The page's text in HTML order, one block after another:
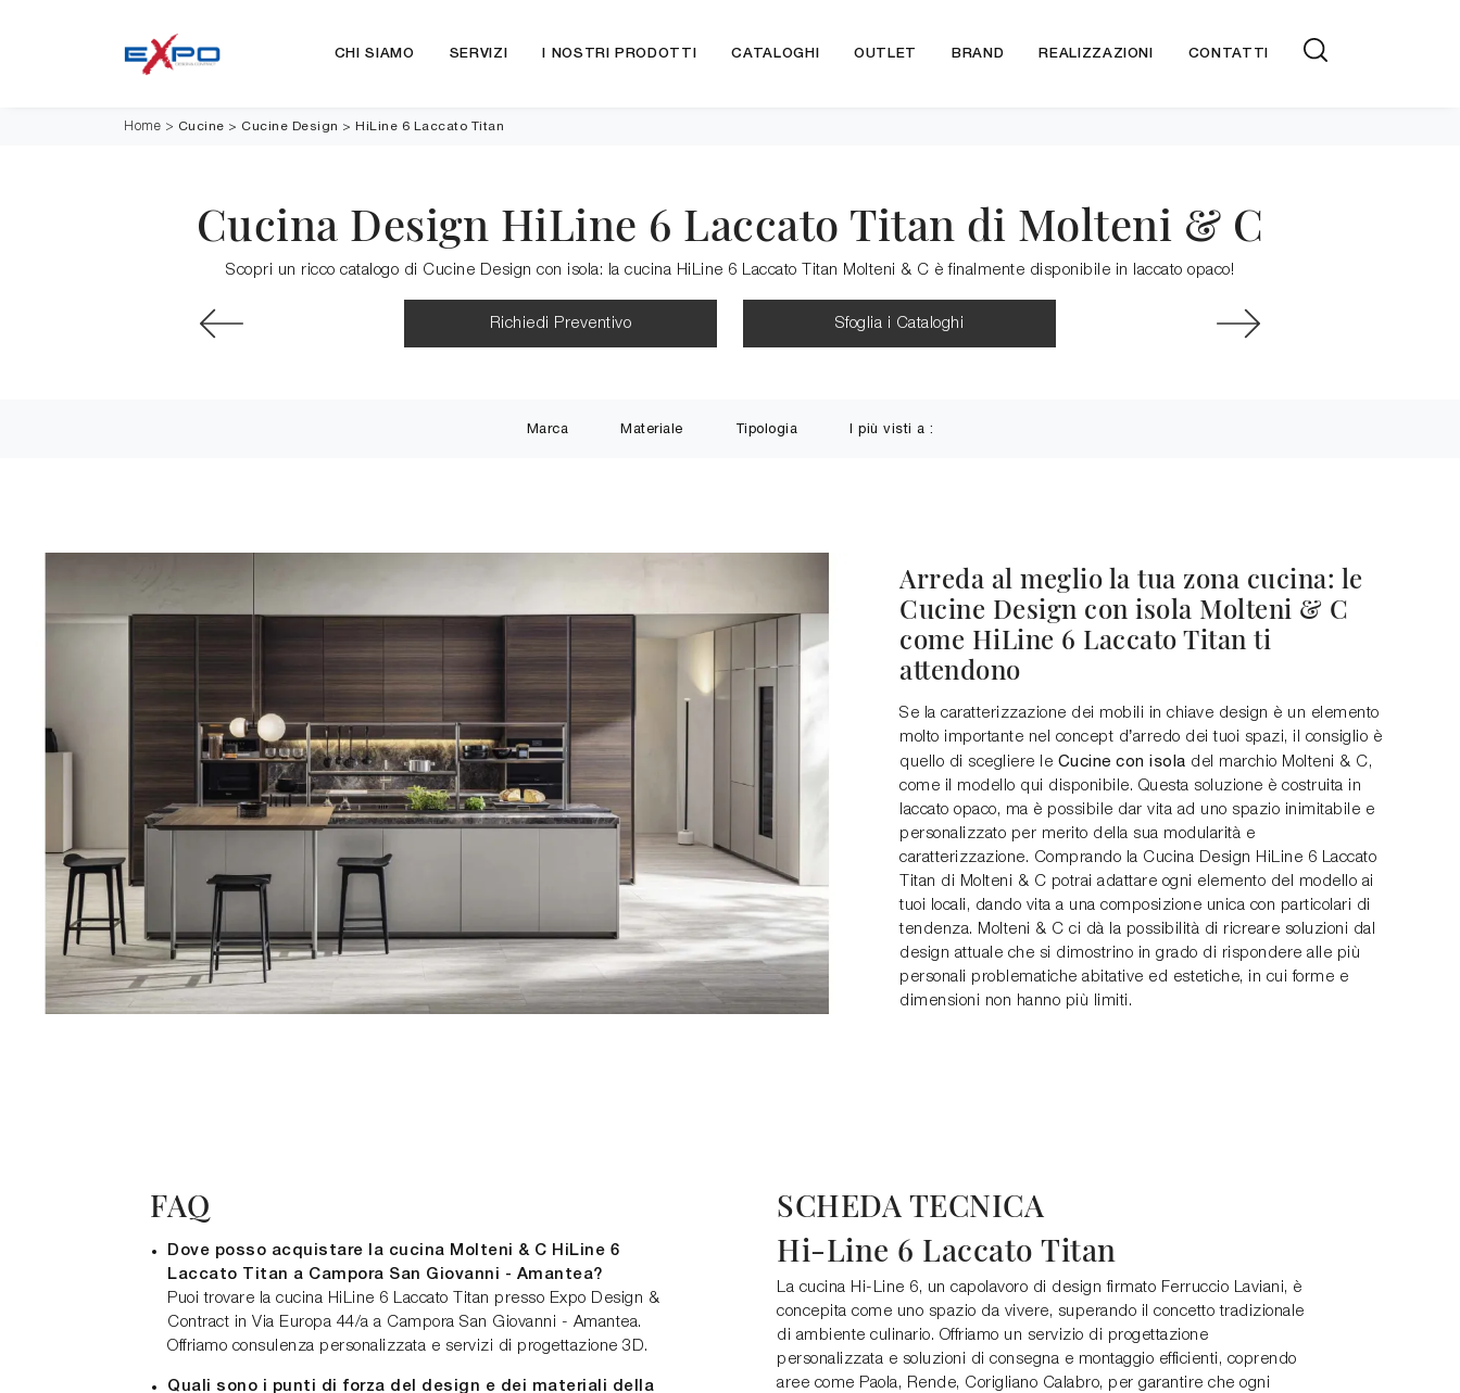
CHI SIAMO SERVIZI I NOSTRI PRODOTTI CATALOGHI OUTLET BRAND REALIZZAZIONI CONTATTI
Home > Cucine > Cucine Design > HiLine 6 Laccato Titan
Cucina Design HiLine 6 Laccato Titan di Molteni & C
Scopri un ricco catalogo di Cucine Design con isola: la cucina HiLine 6 Laccato Titan Molteni & C è finalmente disponibile in laccato opaco!
Richiedi Preventivo Sfoglia i Cataloghi
Marca Materiale Tipologia I più visti a :
Arreda al meglio la tua zona cucina: le
Cucine Design con isola Molteni & C
come HiLine 6 Laccato Titan ti
attendono
Se la caratterizzazione dei mobili in chiave design è un elemento
molto importante nel concept d’arredo dei tuoi spazi, il consiglio è
quello di scegliere le Cucine con isola del marchio Molteni & C,
come il modello qui disponibile. Questa soluzione è costruita in
laccato opaco, ma è possibile dar vita ad uno spazio inimitabile e
personalizzato per merito della sua modularità e
caratterizzazione. Comprando la Cucina Design HiLine 6 Laccato
Titan di Molteni & C potrai adattare ogni elemento del modello ai
tuoi locali, dando vita a una composizione unica con particolari di
tendenza. Molteni & C ci dà la possibilità di ricreare soluzioni dal
design attuale che si dimostrino in grado di rispondere alle più
personali problematiche abitative ed estetiche, in cui forme e
dimensioni non hanno più limiti.
FAQ
Dove posso acquistare la cucina Molteni & C HiLine 6
Laccato Titan a Campora San Giovanni - Amantea?
Puoi trovare la cucina HiLine 6 Laccato Titan presso Expo Design &
Contract in Via Europa 44/a a Campora San Giovanni - Amantea.
Offriamo consulenza personalizzata e servizi di progettazione 3D.
Quali sono i punti di forza del design e dei materiali della
SCHEDA TECNICA
Hi-Line 6 Laccato Titan
La cucina Hi-Line 6, un capolavoro di design firmato Ferruccio Laviani, è
concepita come uno spazio da vivere, superando il concetto tradizionale
di ambiente culinario. Offriamo un servizio di progettazione
personalizzata e soluzioni di consegna e montaggio efficienti, coprendo
aree come Paola, Rende, Corigliano Calabro, per garantire che ogni